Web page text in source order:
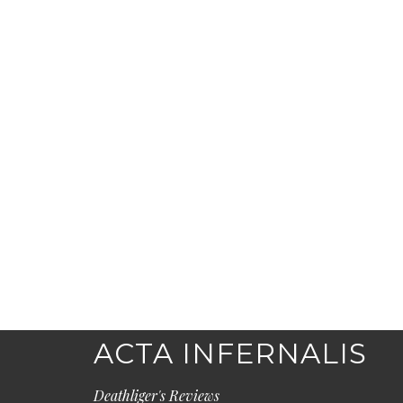
ACTA INFERNALIS
Deathliger's Reviews